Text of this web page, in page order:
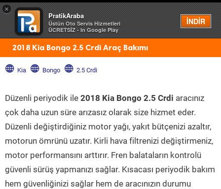
×
PratikAraba
Üstün Oto Servis Hizmetleri
ÜCRETSİZ - In Google Play
İNDİR
Menü
2018 Kia Bongo 2.5 Crdi Araç Bakımı
Kia Bongo 2.5 Crdi
Düzenli periyodik ile 2018 Kia Bongo 2.5 Crdi aracınız
çok daha uzun süre arızasız olarak size hizmet eder.
Düzenli değiştirdiğiniz motor yağı, yakıt bütçenizi azaltır,
motorun ömrünü uzatır. Kirli hava filtrenizi değiştirmeniz,
motor performansını arttırır. Fren balataların kontrolü
güvenli sürüş yapmanızı sağlar. Kısacası periyodik bakım
hem güvenliğinizi sağlar hem de aracınızın durumu